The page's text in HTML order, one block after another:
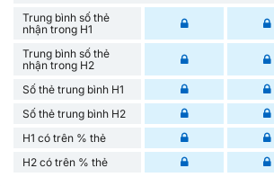
Trung bình số thẻ
nhận trong H1
Trung bình số thẻ
nhận trong H2
Số thẻ trung bình H1
Số thẻ trung bình H2
H1 có trên % thẻ
H2 có trên % thẻ